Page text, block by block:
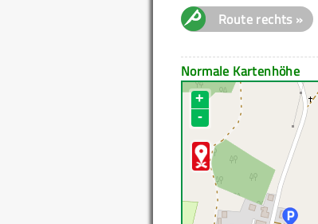
Route rechts »
Normale Kartenhöhe
+
-